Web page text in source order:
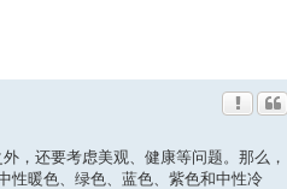
，还要考虑美观、健康等问题。那么，
性暖色、绿色、蓝色、紫色和中性冷